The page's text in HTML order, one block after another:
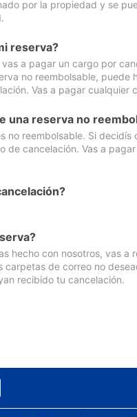
por la propiedad y se
reserva?
a pagar un cargo por
no reembolsable, puede
Vas a pagar cualquier
una reserva no
no reembolsable. Si
cancelación. Vas a
hecho con nosotros, vas a
de correo no
recibido tu cancelación.